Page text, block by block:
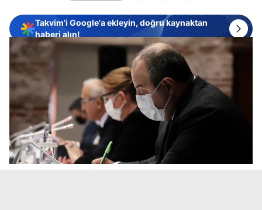
Takvim'i Google'a ekleyin, doğru kaynaktan
haberi alın!